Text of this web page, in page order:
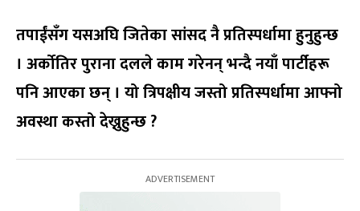
तपाईंसँग यसअघि जितेका सांसद नै प्रतिस्पर्धामा हुनुहुन्छ
। अर्कोतिर पुराना दलले काम गरेनन् भन्दै नयाँ पार्टीहरू
पनि आएका छन् । यो त्रिपक्षीय जस्तो प्रतिस्पर्धामा आफ्नो
अवस्था कस्तो देख्नुहुन्छ ?